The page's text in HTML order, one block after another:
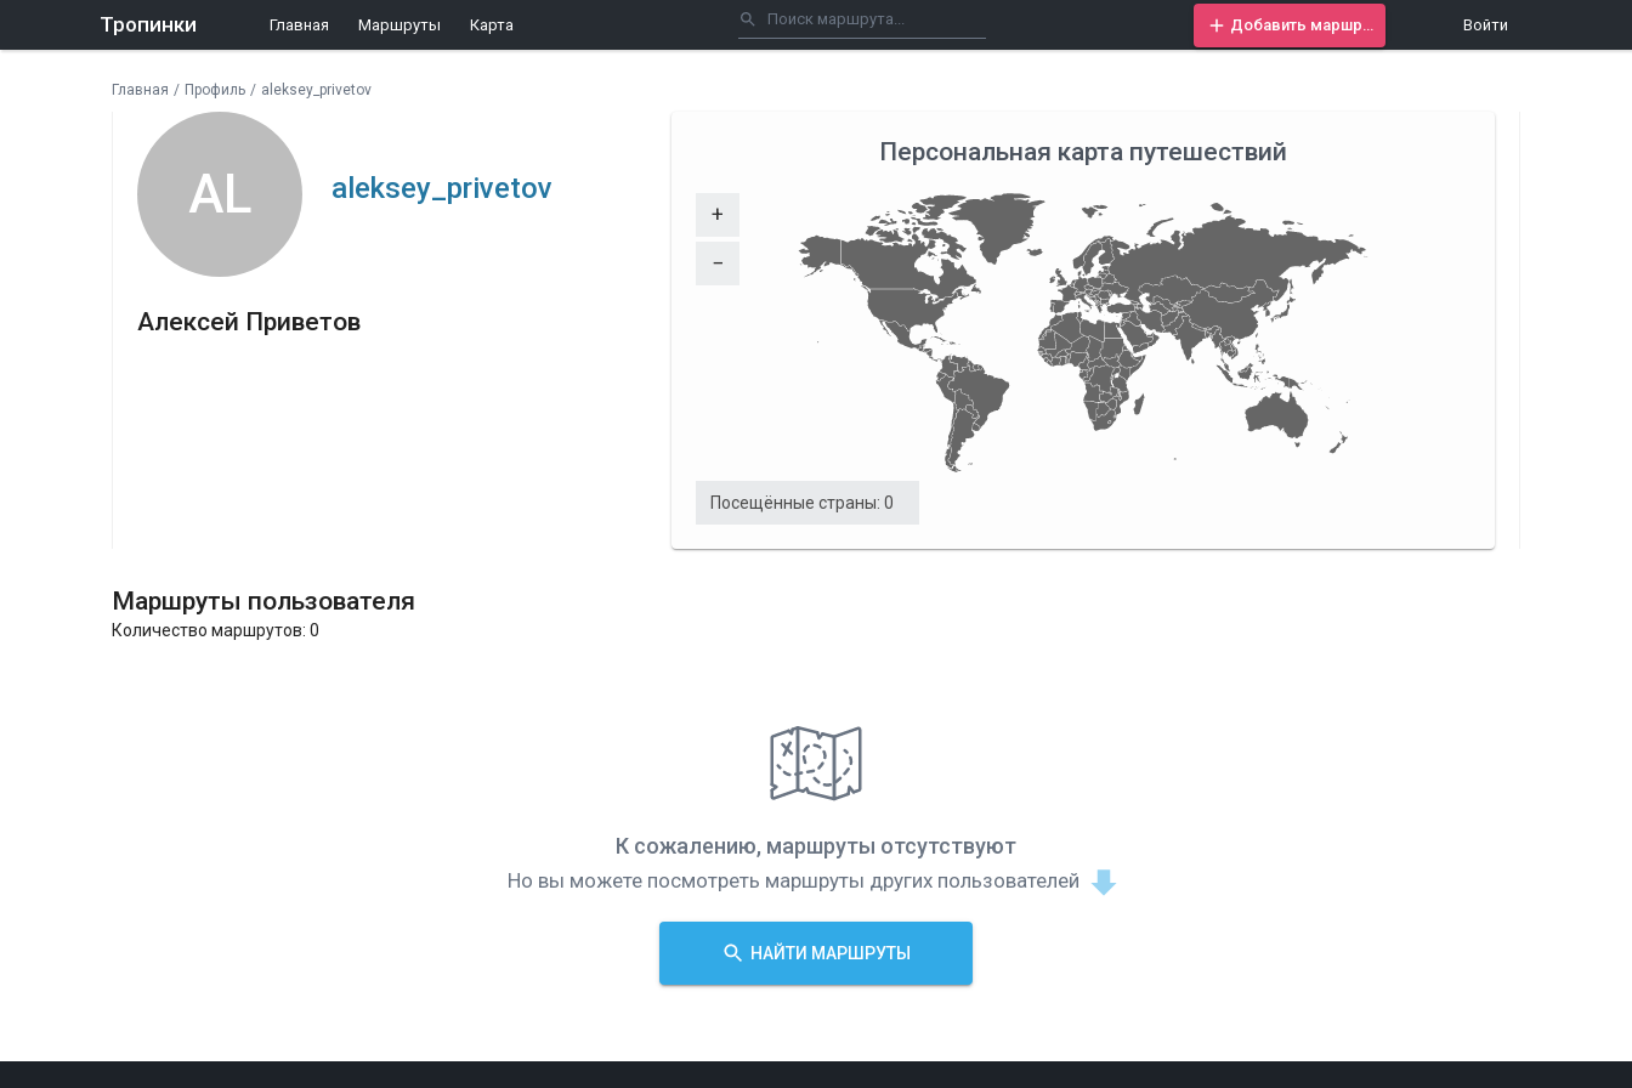
Тропинки Главная Маршруты Карта Войти
Главная / Профиль / aleksey_privetov
AL aleksey_privetov
Алексей Приветов
Персональная карта путешествий
+
−
Посещённые страны: 0
Маршруты пользователя
Количество маршрутов: 0
К сожалению, маршруты отсутствуют
Но вы можете посмотреть маршруты других пользователей
НАЙТИ МАРШРУТЫ